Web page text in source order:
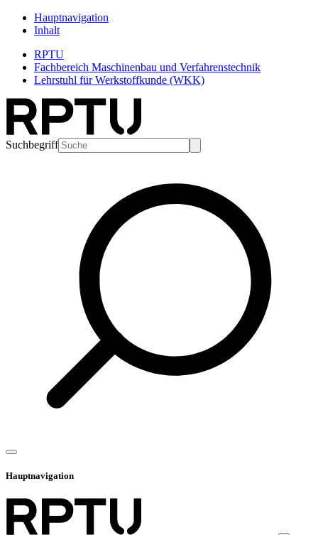
Hauptnavigation
Inhalt
RPTU
Fachbereich Maschinenbau und Verfahrenstechnik
Lehrstuhl für Werkstoffkunde (WKK)
Suchbegriff
Hauptnavigation